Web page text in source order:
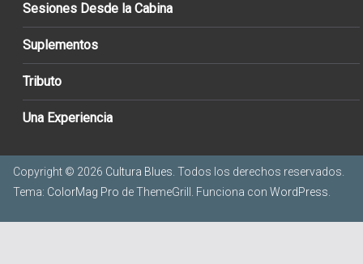
Sesiones Desde la Cabina
Suplementos
Tributo
Una Experiencia
Copyright © 2026 Cultura Blues . Todos los derechos reservados.
Tema: ColorMag Pro de ThemeGrill. Funciona con WordPress